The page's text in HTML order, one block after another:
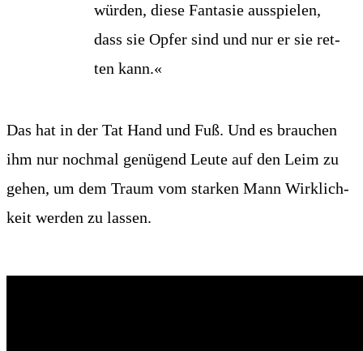
wür­den, die­se Fan­ta­sie aus­spie­len,
dass sie Opfer sind und nur er sie ret­
ten kann.«
Das hat in der Tat Hand und Fuß. Und es brau­chen
ihm nur noch­mal genü­gend Leu­te auf den Leim zu
gehen, um dem Traum vom star­ken Mann Wirk­lich­
keit wer­den zu lassen.